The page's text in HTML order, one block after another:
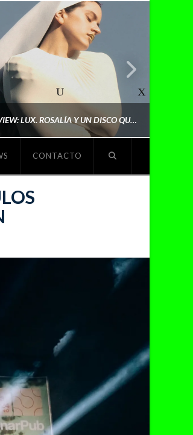
#REVIEW: LUX. ROSALÍA Y UN DISCO QUE REDEFINE LO QUE SIGNIFICA SER ARTISTA
CONTACTO